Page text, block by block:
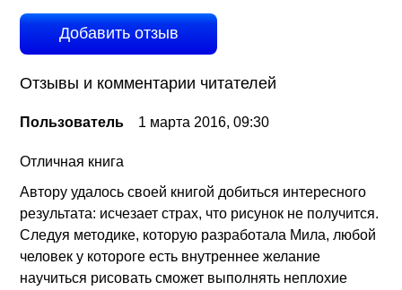
Добавить отзыв
Отзывы и комментарии читателей
Пользователь 1 марта 2016, 09:30
Отличная книга
Автору удалось своей книгой добиться интересного
результата: исчезает страх, что рисунок не получится.
Следуя методике, которую разработала Мила, любой
человек у котороге есть внутреннее желание
научиться рисовать сможет выполнять неплохие